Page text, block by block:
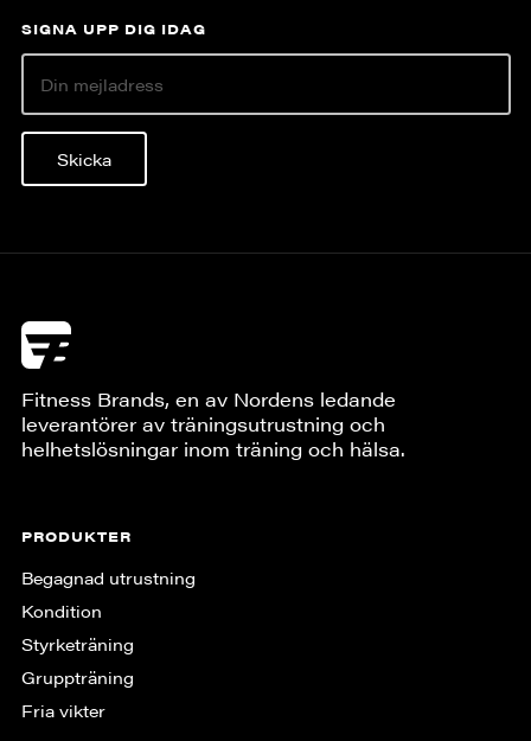
SIGNA UPP DIG IDAG
Skicka
Fitness Brands, en av Nordens ledande
leverantörer av träningsutrustning och
helhetslösningar inom träning och hälsa.
PRODUKTER
Begagnad utrustning
Kondition
Styrketräning
Gruppträning
Fria vikter